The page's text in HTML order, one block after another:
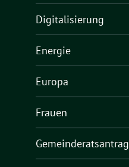
Digitalisierung
Energie
Europa
Frauen
Gemeinderatsantrag